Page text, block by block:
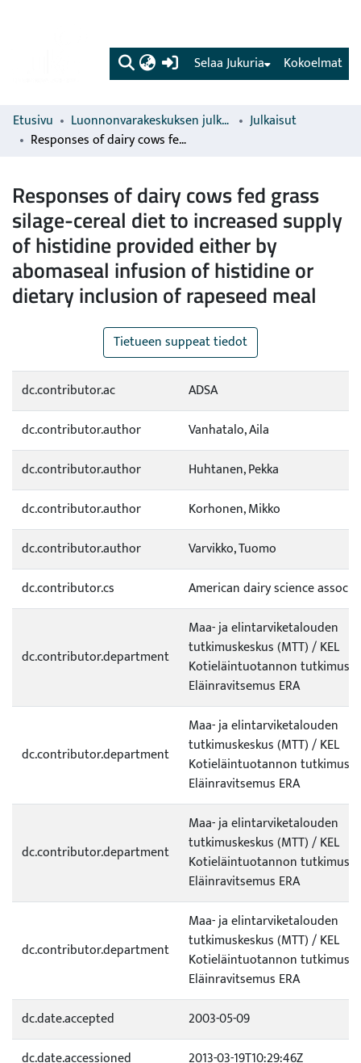
(current) Kokoelmat
Selaa Jukuria
Etusivu Luonnonvarakeskuksen julkaisut
Julkaisut
Responses of dairy cows fed grass silage-cereal diet to increased supply of histidine provided either by abomaseal infusion of histidine or dietary inclusion of rapeseed meal
Responses of dairy cows fed grass
silage-cereal diet to increased supply
of histidine provided either by
abomaseal infusion of histidine or
dietary inclusion of rapeseed meal
Tietueen suppeat tiedot
dc.contributor.ac
ADSA
dc.contributor.author
Vanhatalo, Aila
dc.contributor.author
Huhtanen, Pekka
dc.contributor.author
Korhonen, Mikko
dc.contributor.author
Varvikko, Tuomo
dc.contributor.cs
American dairy science
dc.contributor.department
Maa- ja elintarviketalouden
tutkimuskeskus (MTT) / KEL
Kotieläintuotannon tutkimus /
Eläinravitsemus ERA
dc.contributor.department
Maa- ja elintarviketalouden
tutkimuskeskus (MTT) / KEL
Kotieläintuotannon tutkimus /
Eläinravitsemus ERA
dc.contributor.department
Maa- ja elintarviketalouden
tutkimuskeskus (MTT) / KEL
Kotieläintuotannon tutkimus /
Eläinravitsemus ERA
dc.contributor.department
Maa- ja elintarviketalouden
tutkimuskeskus (MTT) / KEL
Kotieläintuotannon tutkimus /
Eläinravitsemus ERA
dc.date.accepted
2003-05-09
dc.date.accessioned
2013-03-19T10:29:46Z